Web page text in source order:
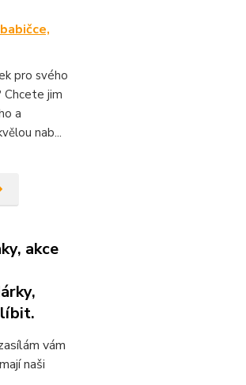
pro svého
Chcete jim
a
nab...
akce
líbit.
vám
naši